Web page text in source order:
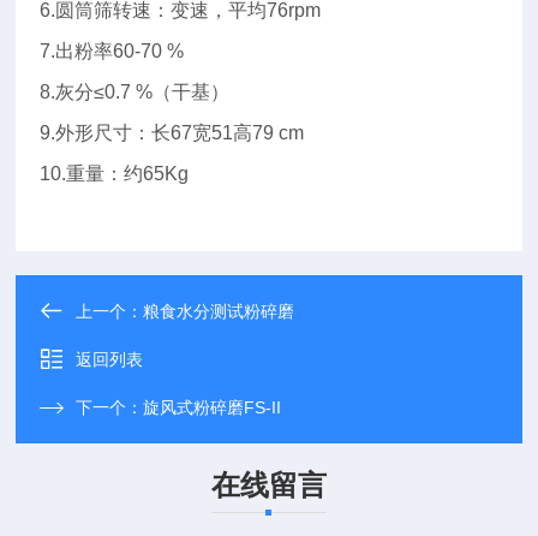
6.圆筒筛转速：变速，平均76rpm
7.出粉率60-70 %
8.灰分≤0.7 %（干基）
9.外形尺寸：长67宽51高79 cm
10.重量：约65Kg
上一个：粮食水分测试粉碎磨
返回列表
下一个：旋风式粉碎磨FS-II
在线留言